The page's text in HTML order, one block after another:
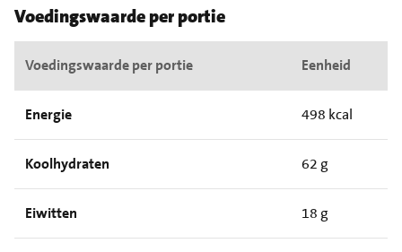
Voedingswaarde per portie
Voedingswaarde per portie Eenheid
Energie 498 kcal
Koolhydraten 62 g
Eiwitten 18 g